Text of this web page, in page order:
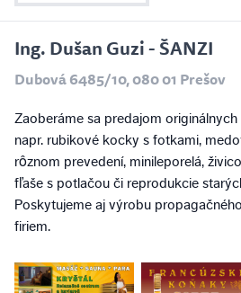
Ing. Dušan Guzi - ŠANZI
Dubová 6485/10, 080 01 Prešov
Zaoberáme sa predajom originálnych
napr. rubikové kocky s fotkami,
rôznom prevedení, minileporelá,
fľaše s potlačou či reprodukcie
Poskytujeme aj výrobu
firiem.